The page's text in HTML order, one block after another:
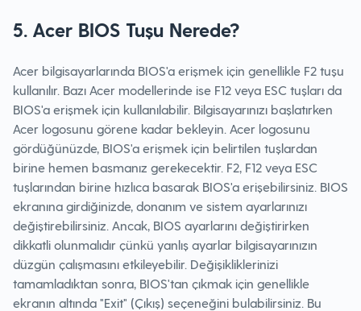
5. Acer BIOS Tuşu Nerede?
Acer bilgisayarlarında BIOS'a erişmek için genellikle F2 tuşu
kullanılır. Bazı Acer modellerinde ise F12 veya ESC tuşları da
BIOS'a erişmek için kullanılabilir. Bilgisayarınızı başlatırken
Acer logosunu görene kadar bekleyin. Acer logosunu
gördüğünüzde, BIOS'a erişmek için belirtilen tuşlardan
birine hemen basmanız gerekecektir. F2, F12 veya ESC
tuşlarından birine hızlıca basarak BIOS'a erişebilirsiniz. BIOS
ekranına girdiğinizde, donanım ve sistem ayarlarınızı
değiştirebilirsiniz. Ancak, BIOS ayarlarını değiştirirken
dikkatli olunmalıdır çünkü yanlış ayarlar bilgisayarınızın
düzgün çalışmasını etkileyebilir. Değişikliklerinizi
tamamladıktan sonra, BIOS'tan çıkmak için genellikle
ekranın altında "Exit" (Çıkış) seçeneğini bulabilirsiniz. Bu